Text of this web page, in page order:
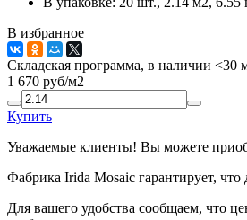
В избранное
Складская программа, в наличии <30
1 670 руб/м2
Купить
Уважаемые клиенты! Вы можете
Фабрика Irida Mosaic гарантирует,
Для вашего удобства сообщаем, что